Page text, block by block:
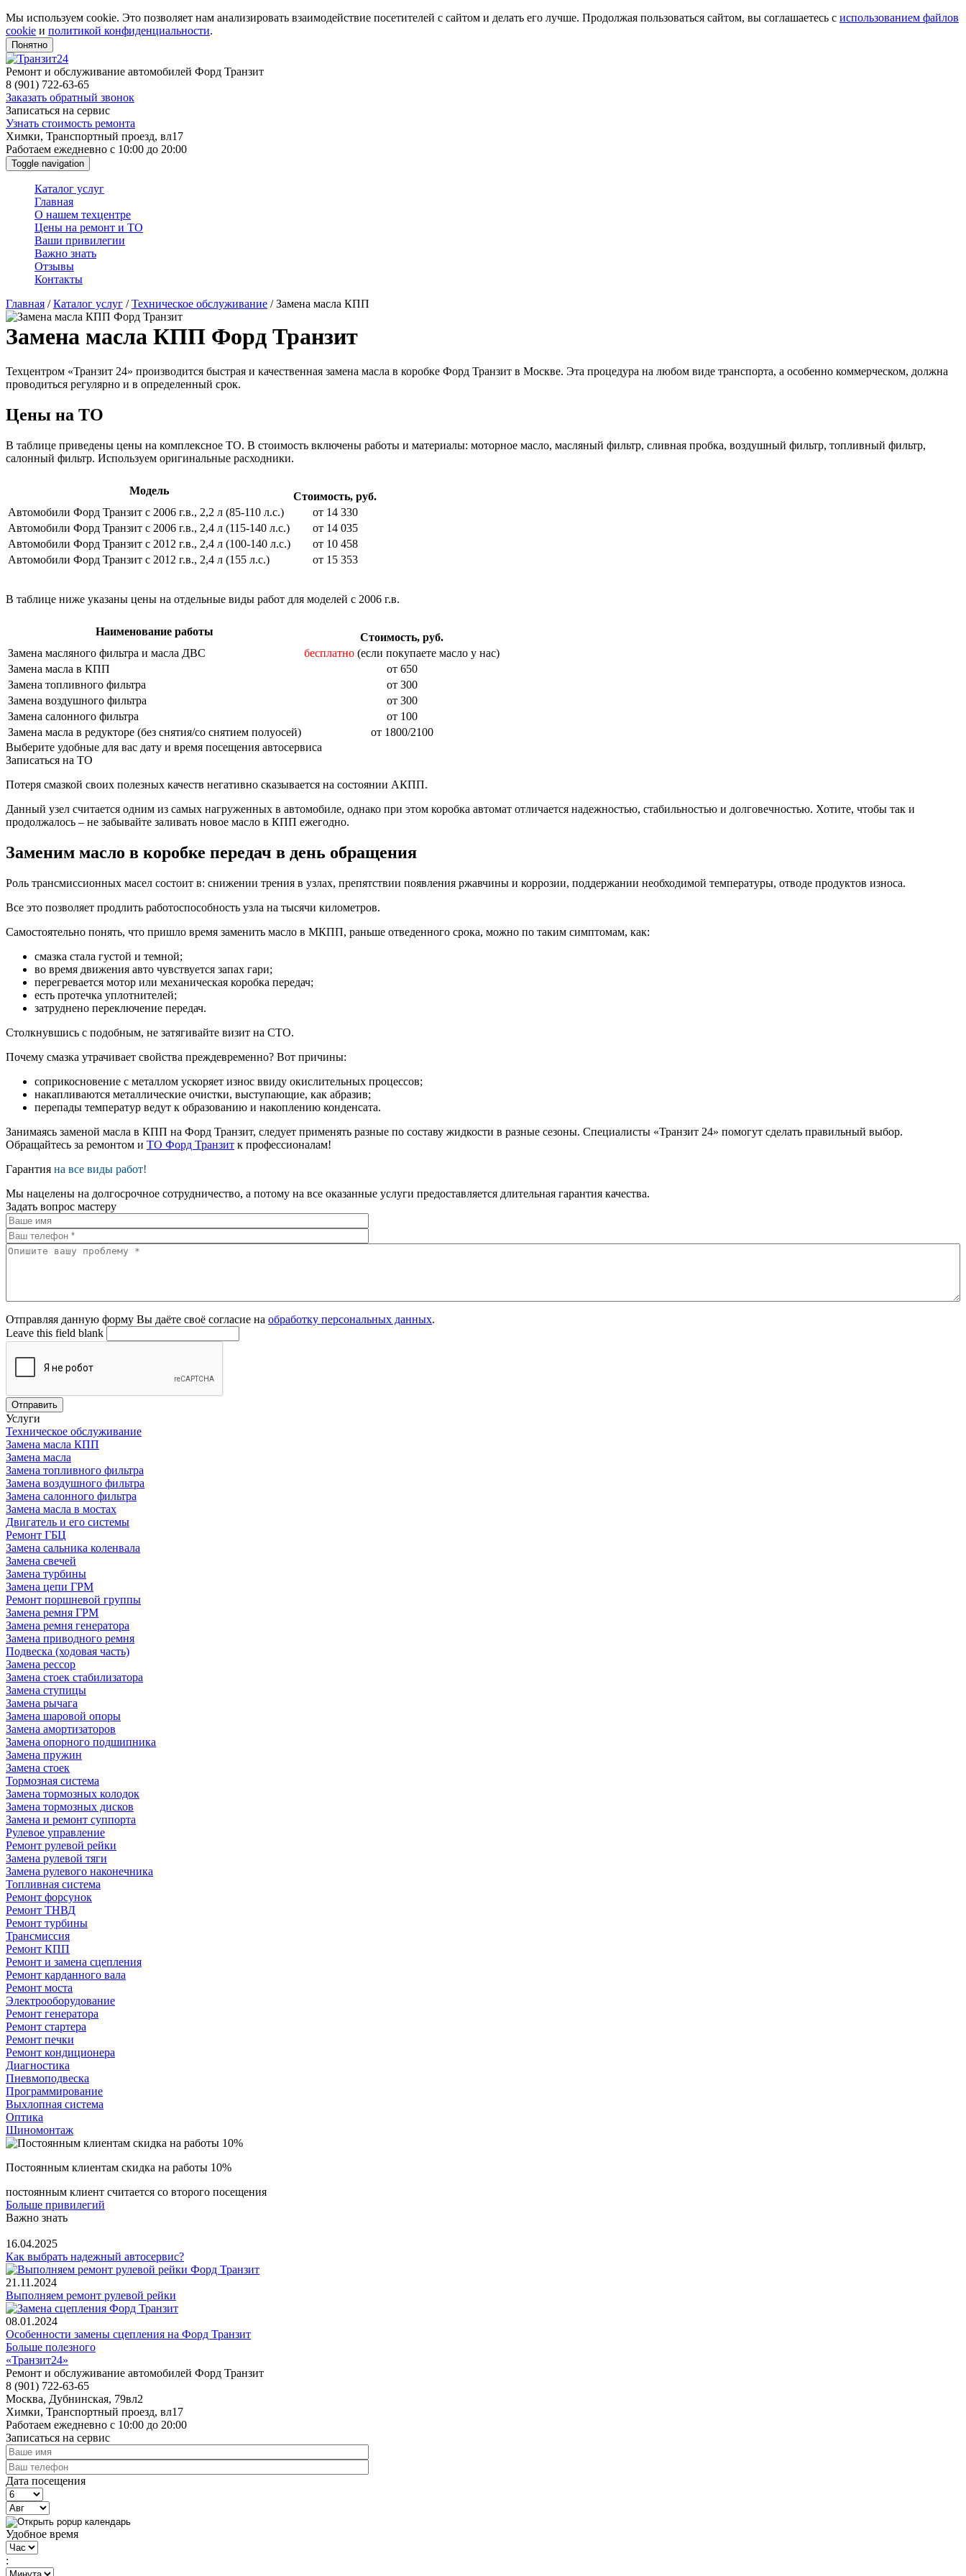
Перейти
к
основному
содержанию
Мы используем cookie. Это позволяет нам анализировать взаимодействие посетителей с сайтом и делать его лучше. Продолжая пользоваться сайтом, вы соглашаетесь с использованием файлов
cookie и политикой конфиденциальности.
Понятно
Ремонт и обслуживание автомобилей Форд Транзит
8 (901) 722-63-65
Заказать обратный звонок
Записаться на сервис
Узнать стоимость ремонта
Химки, Транспортный проезд, вл17
Работаем ежедневно с 10:00 до 20:00
Toggle navigation
Каталог услуг
Главная
О нашем техцентре
Цены на ремонт и ТО
Ваши привилегии
Важно знать
Отзывы
Контакты
Главная /Каталог услуг /Техническое обслуживание /Замена масла КПП
Замена масла КПП Форд Транзит
Техцентром «Транзит 24» производится быстрая и качественная замена масла в коробке Форд Транзит в Москве. Эта процедура на любом виде транспорта, а особенно коммерческом, должна
проводиться регулярно и в определенный срок.
Цены на ТО
В таблице приведены цены на комплексное ТО. В стоимость включены работы и материалы: моторное масло, масляный фильтр, сливная пробка, воздушный фильтр, топливный фильтр,
салонный фильтр. Используем оригинальные расходники.
Модель
Стоимость, руб.
Автомобили Форд Транзит с 2006 г.в., 2,2 л (85-110 л.с.)
от 14 330
Автомобили Форд Транзит с 2006 г.в., 2,4 л (115-140 л.с.)
от 14 035
Автомобили Форд Транзит с 2012 г.в., 2,4 л (100-140 л.с.)
от 10 458
Автомобили Форд Транзит с 2012 г.в., 2,4 л (155 л.с.)
от 15 353
В таблице ниже указаны цены на отдельные виды работ для моделей с 2006 г.в.
Наименование работы
Стоимость, руб.
Замена масляного фильтра и масла ДВС
бесплатно (если покупаете масло у нас)
Замена масла в КПП
от 650
Замена топливного фильтра
от 300
Замена воздушного фильтра
от 300
Замена салонного фильтра
от 100
Замена масла в редукторе (без снятия/со снятием полуосей)
от 1800/2100
Выберите удобные для вас дату и время посещения автосервиса
Записаться на ТО
Потеря смазкой своих полезных качеств негативно сказывается на состоянии АКПП.
Данный узел считается одним из самых нагруженных в автомобиле, однако при этом коробка автомат отличается надежностью, стабильностью и долговечностью. Хотите, чтобы так и
продолжалось – не забывайте заливать новое масло в КПП ежегодно.
Заменим масло в коробке передач в день обращения
Роль трансмиссионных масел состоит в: снижении трения в узлах, препятствии появления ржавчины и коррозии, поддержании необходимой температуры, отводе продуктов износа.
Все это позволяет продлить работоспособность узла на тысячи километров.
Самостоятельно понять, что пришло время заменить масло в МКПП, раньше отведенного срока, можно по таким симптомам, как:
смазка стала густой и темной;
во время движения авто чувствуется запах гари;
перегревается мотор или механическая коробка передач;
есть протечка уплотнителей;
затруднено переключение передач.
Столкнувшись с подобным, не затягивайте визит на СТО.
Почему смазка утрачивает свойства преждевременно? Вот причины:
соприкосновение с металлом ускоряет износ ввиду окислительных процессов;
накапливаются металлические очистки, выступающие, как абразив;
перепады температур ведут к образованию и накоплению конденсата.
Занимаясь заменой масла в КПП на Форд Транзит, следует применять разные по составу жидкости в разные сезоны. Специалисты «Транзит 24» помогут сделать правильный выбор.
Обращайтесь за ремонтом и ТО Форд Транзит к профессионалам!
Гарантия на все виды работ!
Мы нацелены на долгосрочное сотрудничество, а потому на все оказанные услуги предоставляется длительная гарантия качества.
Задать вопрос мастеру
телефон
или
сообщение
*
Отправляя данную форму Вы даёте своё согласие на обработку персональных данных.
Leave this field blank
Отправить
Услуги
Техническое обслуживание
Замена масла КПП
Замена масла
Замена топливного фильтра
Замена воздушного фильтра
Замена салонного фильтра
Замена масла в мостах
Двигатель и его системы
Ремонт ГБЦ
Замена сальника коленвала
Замена свечей
Замена турбины
Замена цепи ГРМ
Ремонт поршневой группы
Замена ремня ГРМ
Замена ремня генератора
Замена приводного ремня
Подвеска (ходовая часть)
Замена рессор
Замена стоек стабилизатора
Замена ступицы
Замена рычага
Замена шаровой опоры
Замена амортизаторов
Замена опорного подшипника
Замена пружин
Замена стоек
Тормозная система
Замена тормозных колодок
Замена тормозных дисков
Замена и ремонт суппорта
Рулевое управление
Ремонт рулевой рейки
Замена рулевой тяги
Замена рулевого наконечника
Топливная система
Ремонт форсунок
Ремонт ТНВД
Ремонт турбины
Трансмиссия
Ремонт КПП
Ремонт и замена сцепления
Ремонт карданного вала
Ремонт моста
Электрооборудование
Ремонт генератора
Ремонт стартера
Ремонт печки
Ремонт кондиционера
Диагностика
Пневмоподвеска
Программирование
Выхлопная система
Оптика
Шиномонтаж
Постоянным клиентам скидка на работы 10%
постоянным клиент считается со второго посещения
Больше привилегий
Важно знать
16.04.2025
Как выбрать надежный автосервис?
21.11.2024
Выполняем ремонт рулевой рейки
08.01.2024
Особенности замены сцепления на Форд Транзит
Больше полезного
«Транзит24»
Ремонт и обслуживание автомобилей Форд Транзит
8 (901) 722-63-65
Москва, Дубнинская, 79вл2
Химки, Транспортный проезд, вл17
Работаем ежедневно с 10:00 до 20:00
Записаться на сервис
Дата посещения
Год
Удобное время
: